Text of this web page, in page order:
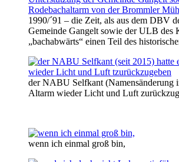
1990/´91 – die Zeit, als aus dem DBV
Gemeinde Gangelt sowie der ULB
„bachabwärts“ einen Teil des
der NABU Selfkant (Namensänderung
Altarm wieder Licht und Luft
wenn ich einmal groß bin,